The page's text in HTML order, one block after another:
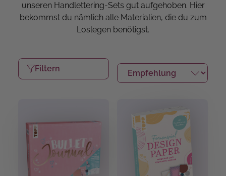
unseren Handlettering-Sets gut aufgehoben. Hier
bekommst du nämlich alle Materialien, die du zum
Loslegen benötigst.
Filtern